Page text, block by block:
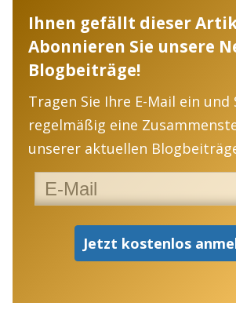
Ihnen gefällt dieser
Abonnieren Sie unsere
Blogbeiträge!
Tragen Sie Ihre E-Mail ein und
regelmäßig eine
unserer aktuellen